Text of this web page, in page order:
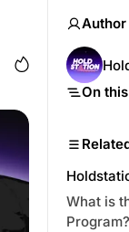
Author
On
What is